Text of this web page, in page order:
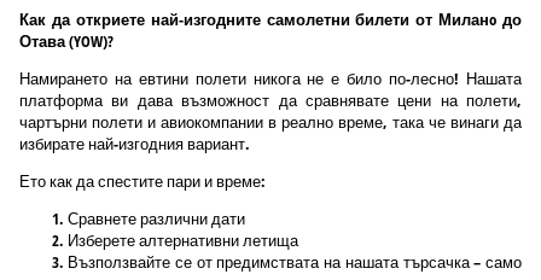
Как да откриете най-изгодните самолетни билети от Миланo до
Отава (YOW)?
Намирането на евтини полети никога не е било по-лесно! Нашата
платформа ви дава възможност да сравнявате цени на полети,
чартърни полети и авиокомпании в реално време, така че винаги да
избирате най-изгодния вариант.
Ето как да спестите пари и време:
Сравнете различни дати
Изберете алтернативни летища
Възползвайте се от предимствата на нашата търсачка – само